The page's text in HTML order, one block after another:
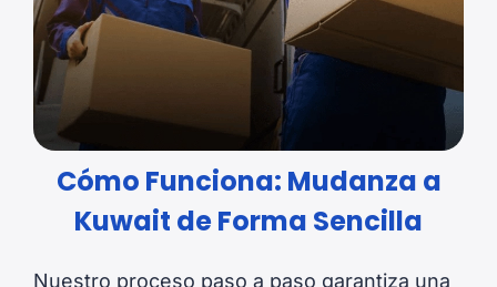
Cómo Funciona: Mudanza a
Kuwait de Forma Sencilla
Nuestro proceso paso a paso garantiza una